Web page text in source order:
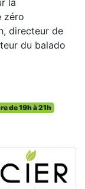
la
zéro
directeur de
du balado
de 19h à 21h